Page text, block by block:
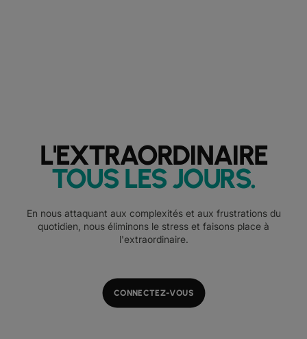
L'EXTRAORDINAIRE
TOUS LES JOURS.
En nous attaquant aux complexités et aux frustrations du
quotidien, nous éliminons le stress et faisons place à
l'extraordinaire.
CONNECTEZ-VOUS